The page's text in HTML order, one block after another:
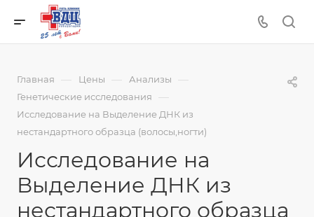
Главная — Цены — Анализы —
Генетические исследования —
Исследование на Выделение ДНК из
нестандартного образца (волосы,ногти)
Исследование на
Выделение ДНК из
нестандартного образца